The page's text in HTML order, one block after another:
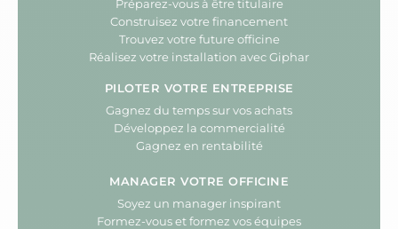
Préparez-vous à être titulaire
Construisez votre financement
Trouvez votre future officine
Réalisez votre installation avec Giphar
PILOTER VOTRE ENTREPRISE
Gagnez du temps sur vos achats
Développez la commercialité
Gagnez en rentabilité
MANAGER VOTRE OFFICINE
Soyez un manager inspirant
Formez-vous et formez vos équipes